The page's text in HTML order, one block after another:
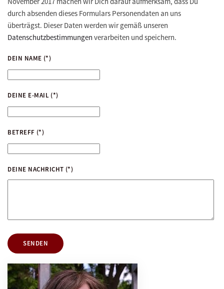
durch absenden dieses Formulars Personendaten an uns
überträgst. Dieser Daten werden wir gemäß unseren
Datenschutzbestimmungen verarbeiten und speichern.
DEIN NAME (*)
DEINE E-MAIL (*)
BETREFF (*)
DEINE NACHRICHT (*)
SENDEN